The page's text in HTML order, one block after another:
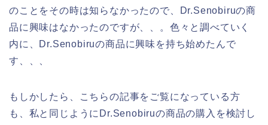
のことをその時は知らなかったので、Dr.Senobiruの商
品に興味はなかったのですが、、。色々と調べていく
内に、Dr.Senobiruの商品に興味を持ち始めたんで
す、、、
もしかしたら、こちらの記事をご覧になっている方
も、私と同じようにDr.Senobiruの商品の購入を検討し